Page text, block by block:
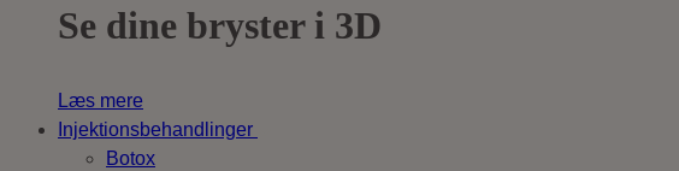
Se dine bryster i 3D
Læs mere
Injektionsbehandlinger
Botox